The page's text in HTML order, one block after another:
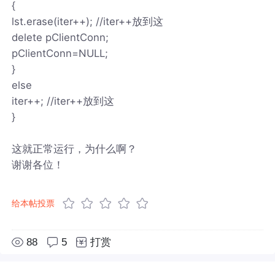
{
lst.erase(iter++); //iter++放到这
delete pClientConn;
pClientConn=NULL;
}
else
iter++; //iter++放到这
}
这就正常运行，为什么啊？
谢谢各位！
给本帖投票
88 5 打赏